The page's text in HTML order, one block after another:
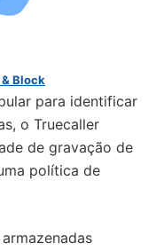
Block
para identificar
o Truecaller
de gravação de
política de